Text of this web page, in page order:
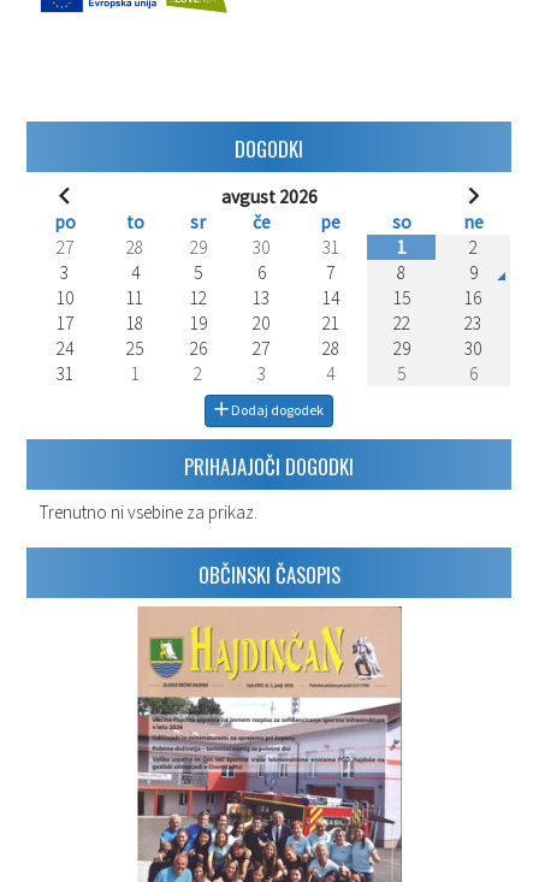
DOGODKI
avgust 2026
po
to sr če pe so
ne
27
28 29 30 31 1
2
3
4 5 6 7 8
9
10
11 12 13 14 15
16
17
18 19 20 21 22
23
24
25 26 27 28 29
30
31
1 2 3 4 5 6
Dodaj dogodek
PRIHAJAJOČI DOGODKI
Trenutno ni vsebine za prikaz.
OBČINSKI ČASOPIS